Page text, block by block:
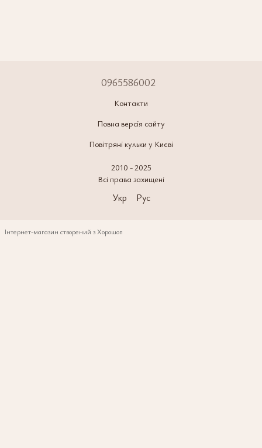
0965586002
Контакти
Повна версія сайту
Повітряні кульки у Києві
2010 - 2025
Всі права захищені
Укр Рус
Інтернет-магазин створений з Хорошоп